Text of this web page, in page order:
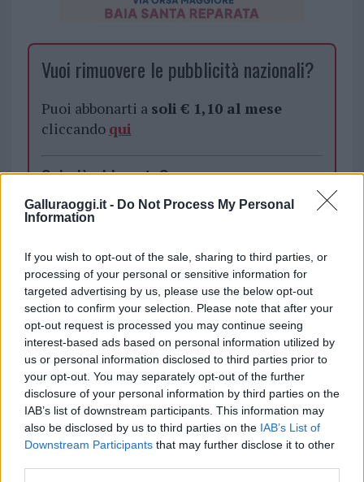
Galluraoggi.it - Do Not Process My Personal
Information
If you wish to opt-out of the sale, sharing to third parties, or
processing of your personal or sensitive information for
targeted advertising by us, please use the below opt-out
section to confirm your selection. Please note that after your
opt-out request is processed you may continue seeing
interest-based ads based on personal information utilized by
us or personal information disclosed to third parties prior to
your opt-out. You may separately opt-out of the further
disclosure of your personal information by third parties on the
IAB’s list of downstream participants. This information may
also be disclosed by us to third parties on the IAB’s List of
Downstream Participants that may further disclose it to other
Vuoi rimuovere le pubblicità nazionali?
Puoi abbonarti a soli € 1,10 al mese
cliccando qui
Sei già abbonato?
Puoi effettuare l'accesso andando nella
cliccandoqui
TEMI: Community Hub
Community Hub Olbia
Evento Olbia
Notizie Olbia
Inviaci le tue segnalazioni,
i tuoi video e le tue foto
Su WhatsApp al numero +39
345 356 7512